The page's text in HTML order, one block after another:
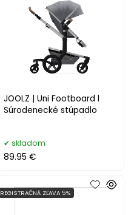
JOOLZ | Uni Footboard l
Súrodenecké stúpadlo
skladom
89.95 €
REGISTRAČNÁ ZĽAVA 5%